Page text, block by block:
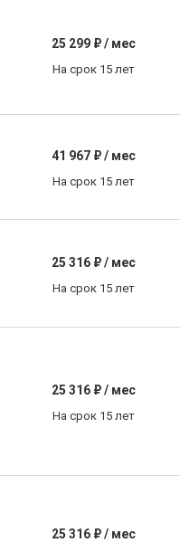
25 299₽ / мес
На срок 15 лет
41 967₽ / мес
На срок 15 лет
25 316₽ / мес
На срок 15 лет
25 316₽ / мес
На срок 15 лет
25 316₽ / мес